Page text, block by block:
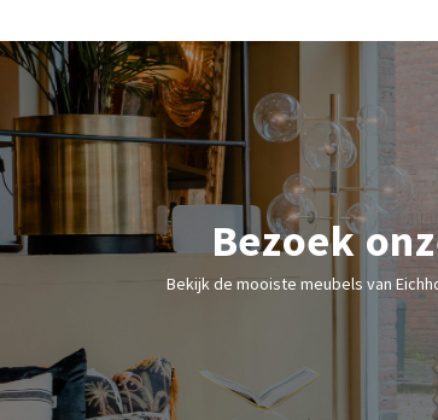
Bezoek
Bekijk de mooiste meubels van